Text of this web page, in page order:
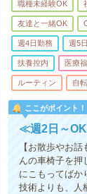
職種未経験OK
友達と一緒OK
週4日勤務 週5
扶養控内 医療
ルーティン 自
ここがポイント！
≪週2日～
【お散歩やお
んの車椅子を押
にこもってばか
技術よりも、人